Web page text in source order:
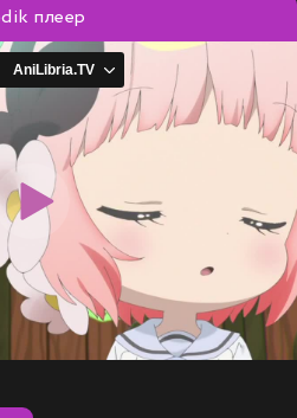
плеер